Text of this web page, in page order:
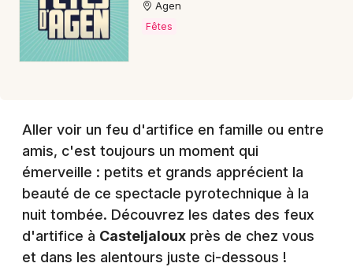
Je m'abonne
Agen
Fêtes
Aller voir un feu d'artifice en famille ou entre
amis, c'est toujours un moment qui
émerveille : petits et grands apprécient la
beauté de ce spectacle pyrotechnique à la
nuit tombée. Découvrez les dates des feux
d'artifice à Casteljaloux près de chez vous
et dans les alentours juste ci-dessous !